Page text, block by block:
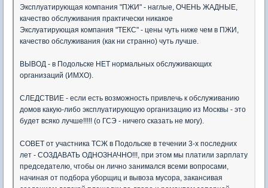
Эксплуатирующая компания "ПЖИ" - наглые, ОЧЕНЬ ЖАДНЫЕ,
качество обслуживания практически никакое
Экслуатирующая компания "ТЕКС" - цены чуть ниже чем в ПЖИ,
качество обслуживания (как ни странно) чуть лучше.
ВЫВОД - в Подольске НЕТ нормальных обслуживающих
организаций (ИМХО).
СЛЕДСТВИЕ - если есть возможность привлечь к обслуживанию
домов какую-либо эксплуатирующую организацию из Москвы - это
будет всяко лучше!!!!! (о ГСЭ - ничего сказать не могу).
СОВЕТ от участника ТСЖ в Подольске в течении 3-х последних
лет - СОЗДАВАТЬ ОДНОЗНАЧНО!!!, при этом мы платили зарплату
председателю, чтобы он лично занимался всеми вопросами,
начиная от подбора уборщиц и вывоза мусора, закансивая